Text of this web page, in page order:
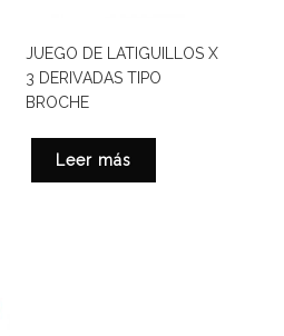
JUEGO DE LATIGUILLOS X
3 DERIVADAS TIPO
BROCHE
Leer más